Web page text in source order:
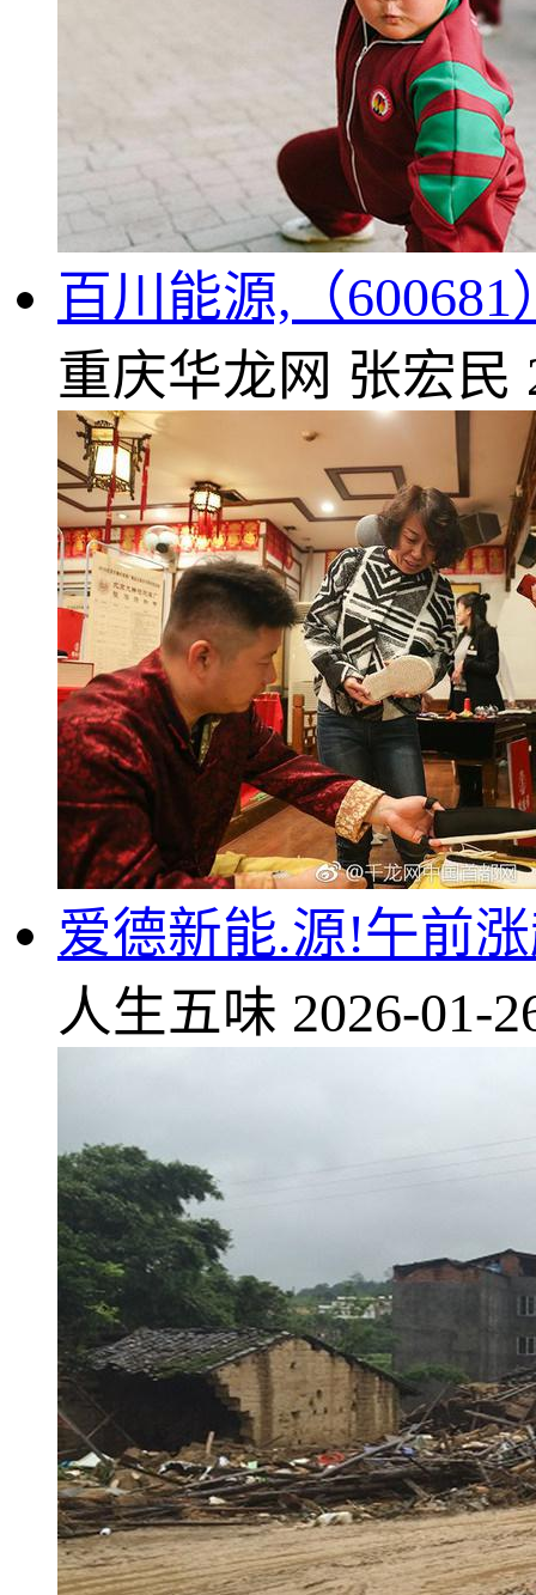
百川能源,（
重庆华龙网 张宏民
爱德新能.源!午前
人生五味 2026-01-